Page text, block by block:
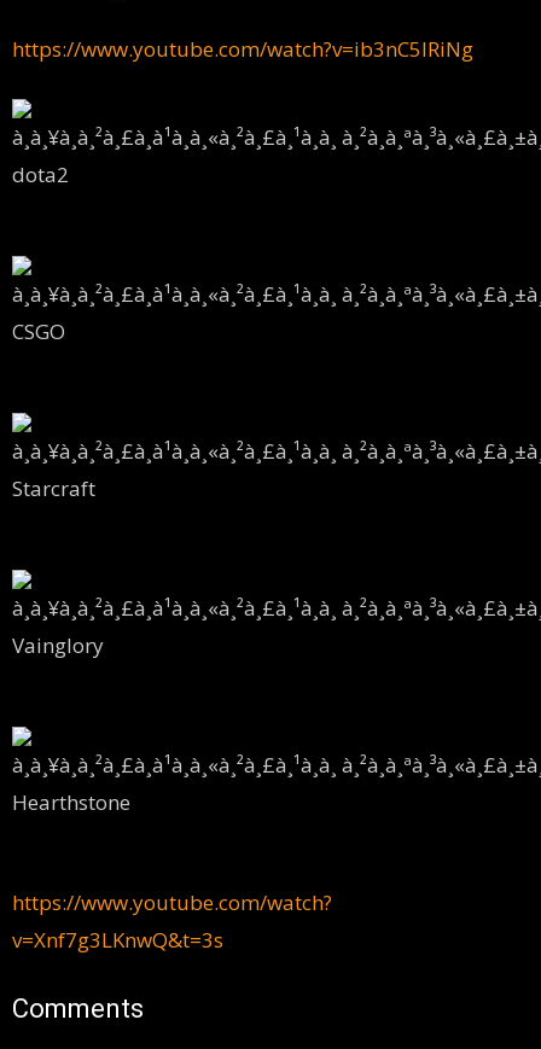
https://www.youtube.com/watch?v=ib3nC5IRiNg
https://www.youtube.com/watch?
v=Xnf7g3LKnwQ&t=3s
Comments